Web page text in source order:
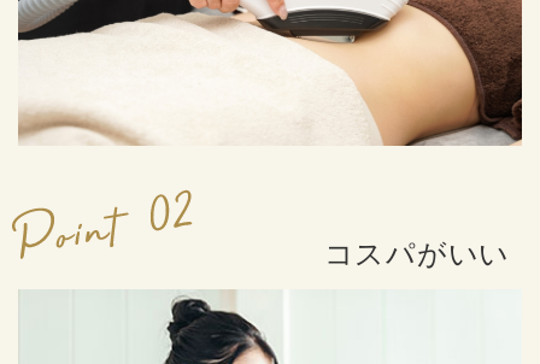
コスパがいい